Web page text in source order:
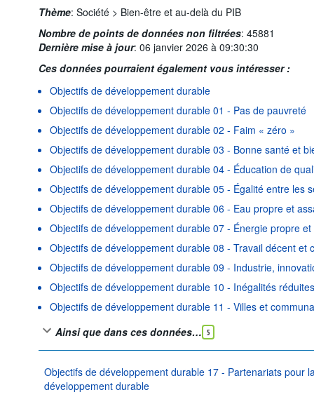
Thème: Société > Bien-être et au-delà du PIB
Nombre de points de données non filtrées: 45881
Dernière mise à jour: 06 janvier 2026 à 09:30:30
Ces données pourraient également vous intéresser :
Objectifs de développement durable
Objectifs de développement durable 01 - Pas de pauvreté
Objectifs de développement durable 02 - Faim « zéro »
Objectifs de développement durable 03 - Bonne santé et
Objectifs de développement durable 04 - Éducation de
Objectifs de développement durable 05 - Égalité entre les
Objectifs de développement durable 06 - Eau propre et
Objectifs de développement durable 07 - Énergie propre
Objectifs de développement durable 08 - Travail décent et
Objectifs de développement durable 09 - Industrie,
Objectifs de développement durable 10 - Inégalités réduites
Objectifs de développement durable 11 - Villes et
Ainsi que dans ces données… 5
Objectifs de développement durable 17 - Partenariats pour
développement durable